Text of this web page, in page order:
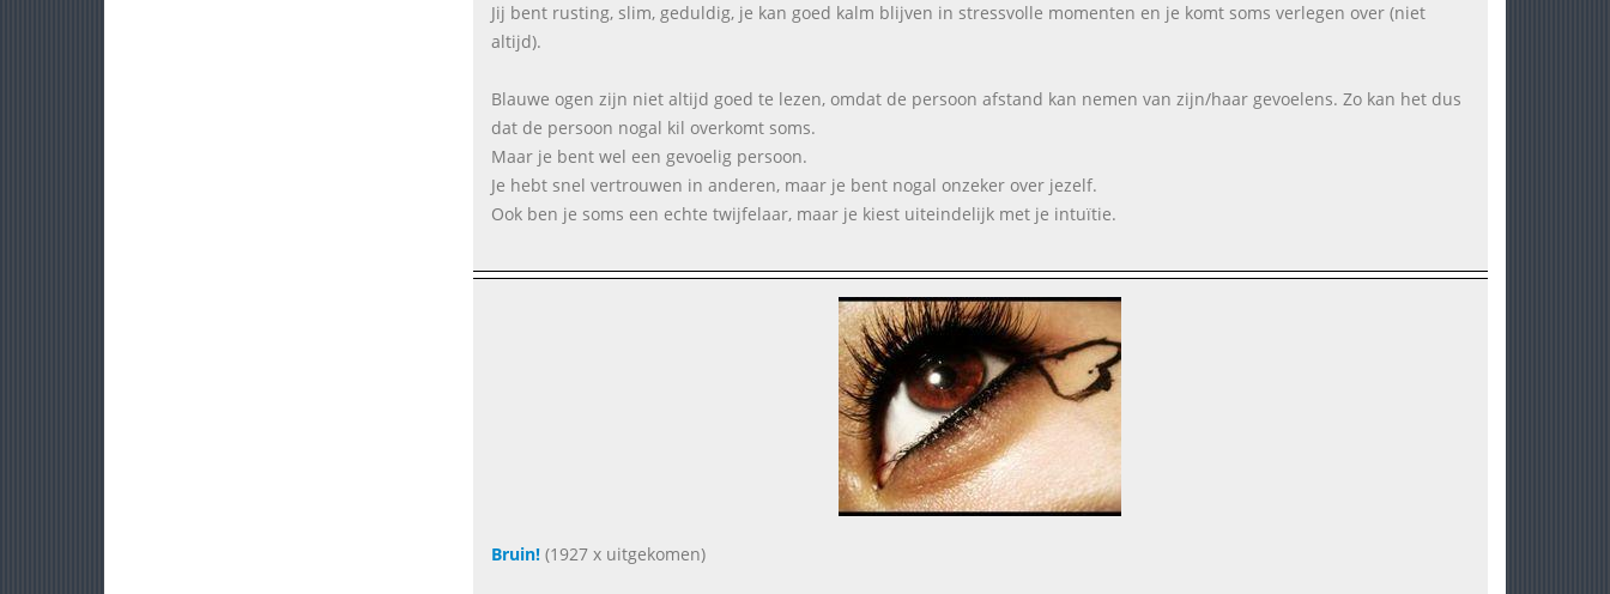
Jij bent rusting, slim, geduldig, je kan goed kalm blijven in stressvolle momenten en je komt soms verlegen over (niet
altijd).
Blauwe ogen zijn niet altijd goed te lezen, omdat de persoon afstand kan nemen van zijn/haar gevoelens. Zo kan het dus
dat de persoon nogal kil overkomt soms.
Maar je bent wel een gevoelig persoon.
Je hebt snel vertrouwen in anderen, maar je bent nogal onzeker over jezelf.
Ook ben je soms een echte twijfelaar, maar je kiest uiteindelijk met je intuïtie.
Bruin!(1927 x uitgekomen)